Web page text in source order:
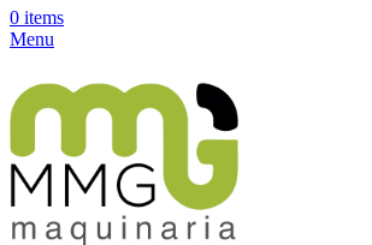
0 items
Menu